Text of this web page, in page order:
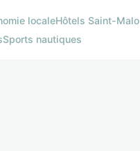
localeHôtels Saint-Malo
Sports nautiques